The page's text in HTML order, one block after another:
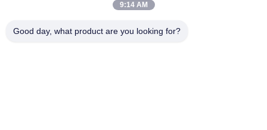
4668, 4° piano, Nanfang Building, Shangbu Industrial Zone,
9:14 AM
Good day, what product are you looking for?